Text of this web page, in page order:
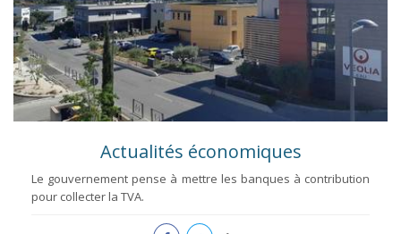
Actualités économiques
Le gouvernement pense à mettre les banques à contribution
pour collecter la TVA.